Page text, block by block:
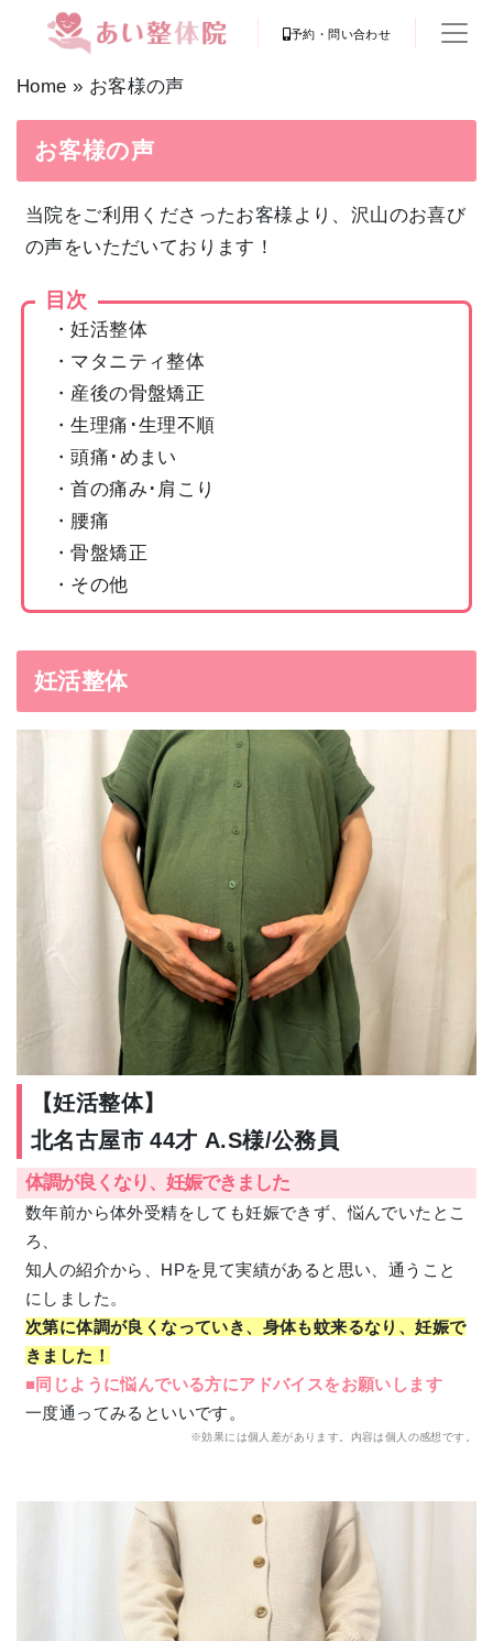
予約・問い合わせ
Home » お客様の声
お客様の声
当院をご利用くださったお客様より、沢山のお喜び
の声をいただいております！
目次
・妊活整体
・ マタニティ整体
・ 産後の骨盤矯正
・生理痛･生理不順
・頭痛･めまい
・首の痛み･肩こり
・ 腰痛
・骨盤矯正
・ その他
妊活整体
【妊活整体】
北名古屋市 44才 A.S様/公務員
体調が良くなり、妊娠できました
数年前から体外受精をしても妊娠できず、悩んでいたとこ
ろ、
知人の紹介から、HPを見て実績があると思い、通うこと
にしました。
次第に体調が良くなっていき、身体も蚊来るなり、妊娠で
きました！
■同じように悩んでいる方にアドバイスをお願いします
一度通ってみるといいです。
※効果には個人差があります。内容は個人の感想です。